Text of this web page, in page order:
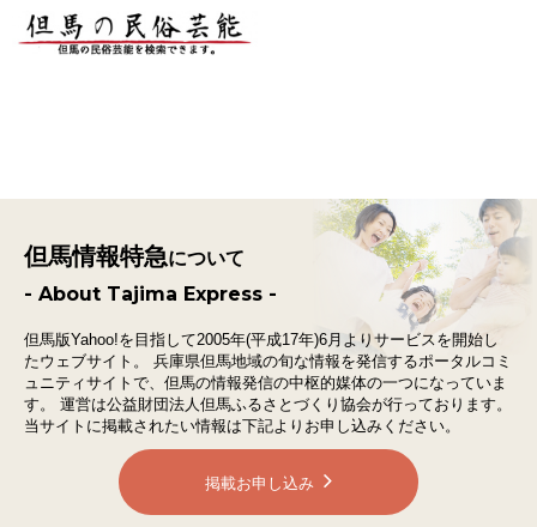
但馬情報特急について
- About Tajima Express -
但馬版Yahoo!を目指して2005年(平成17年)6月よりサービスを開始し
たウェブサイト。
兵庫県但馬地域の旬な情報を発信するポータルコミ
ュニティサイトで、 但馬の情報発信の中枢的媒体の一つになっていま
す。
運営は公益財団法人但馬ふるさとづくり協会が行っております。
当サイトに掲載されたい情報は下記よりお申し込みください。
掲載お申し込み